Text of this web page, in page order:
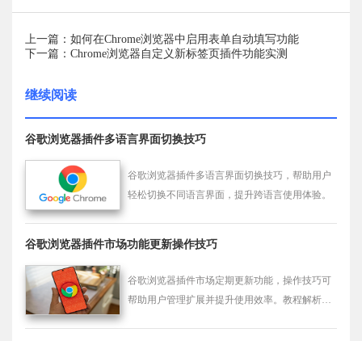
上一篇：如何在Chrome浏览器中启用表单自动填写功能
下一篇：Chrome浏览器自定义新标签页插件功能实测
继续阅读
谷歌浏览器插件多语言界面切换技巧
谷歌浏览器插件多语言界面切换技巧，帮助用户
轻松切换不同语言界面，提升跨语言使用体验。
谷歌浏览器插件市场功能更新操作技巧
谷歌浏览器插件市场定期更新功能，操作技巧可
帮助用户管理扩展并提升使用效率。教程解析方